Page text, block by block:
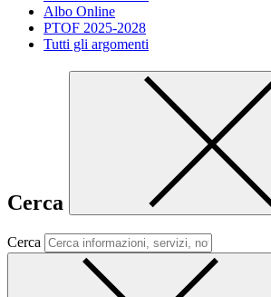
Albo Online
PTOF 2025-2028
Tutti gli argomenti
Cerca
Cerca